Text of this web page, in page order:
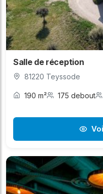
Salle de réception
81220 Teyssode
190 m² 175 debout